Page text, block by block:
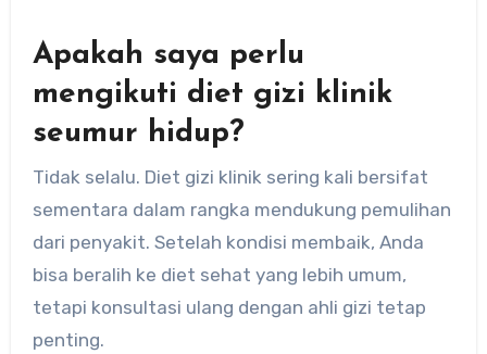
Apakah saya perlu
mengikuti diet gizi klinik
seumur hidup?
Tidak selalu. Diet gizi klinik sering kali bersifat
sementara dalam rangka mendukung pemulihan
dari penyakit. Setelah kondisi membaik, Anda
bisa beralih ke diet sehat yang lebih umum,
tetapi konsultasi ulang dengan ahli gizi tetap
penting.